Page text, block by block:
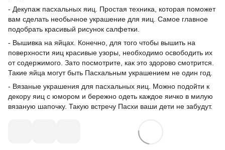
- Декупаж пасхальных яиц. Простая техника, которая поможет
вам сделать необычное украшение для яиц. Самое главное
подобрать красивый рисунок салфетки.
- Вышивка на яйцах. Конечно, для того чтобы вышить на
поверхности яиц красивые узоры, необходимо освободить их
от содержимого. Зато посмотрите, как это здорово смотрится.
Такие яйца могут быть Пасхальным украшением не один год.
- Вязаные украшения для пасхальных яиц. Можно подойти к
декору яиц с юмором и бережно одеть каждое яичко в милую
вязаную шапочку. Такую встречу Пасхи ваши дети не забудут.